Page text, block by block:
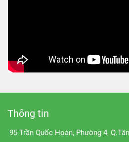
Thông tin
95 Trần Quốc Hoàn, Phường 4,